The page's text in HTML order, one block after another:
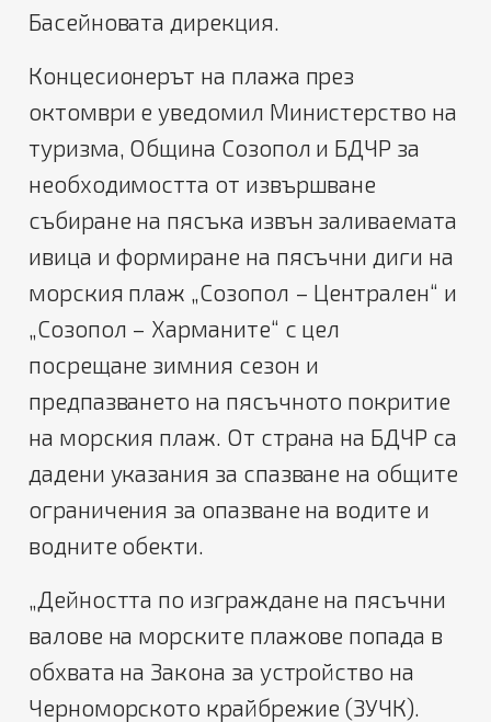
Басейновата дирекция.
Концесионерът на плажа през
октомври е уведомил Министерство на
туризма, Община Созопол и БДЧР за
необходимостта от извършване
събиране на пясъка извън заливаемата
ивица и формиране на пясъчни диги на
морския плаж „Созопол – Централен“ и
„Созопол – Харманите“ с цел
посрещане зимния сезон и
предпазването на пясъчното покритие
на морския плаж. От страна на БДЧР са
дадени указания за спазване на общите
ограничения за опазване на водите и
водните обекти.
„Дейността по изграждане на пясъчни
валове на морските плажове попада в
обхвата на Закона за устройство на
Черноморското крайбрежие (ЗУЧК).